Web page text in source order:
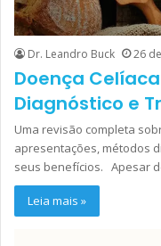
Dr. Leandro Buck 26
Doença
Diagnóstico e
Uma revisão completa
apresentações, métodos
seus benefícios. Apesar
Leia mais »